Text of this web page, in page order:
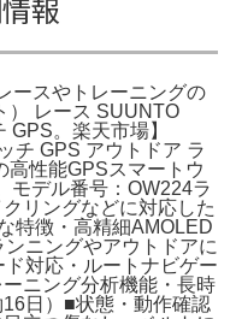
報
ースやトレーニングの
） レース SUUNTO
。楽天市場】
チ GPS アウトドア ラ
高性能GPSスマートウ
モデル番号：OW224ラ
リングなどに対応した
特徴・高精細AMOLED
ニングやアウトドアに
対応・ルートナビゲー
ニング分析機能・長時
日）■状態・動作確認